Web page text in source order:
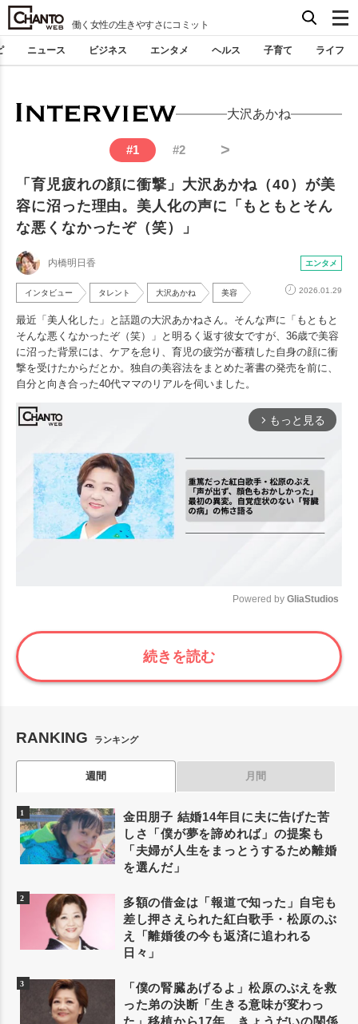
働く女性の生きやすさにコミット
ニュース ビジネス エンタメ ヘルス 子育て ライフ
大沢あかね
#1 #2 >
「育児疲れの顔に衝撃」大沢あかね（40）が美
容に沼った理由。美人化の声に「もともとそん
な悪くなかったぞ（笑）」
内橋明日香 エンタメ
インタビュー タレント 大沢あかね 美容 2026.01.29
最近「美人化した」と話題の大沢あかねさん。そんな声に「もともと
そんな悪くなかったぞ（笑）」と明るく返す彼女ですが、36歳で美容
に沼った背景には、ケアを怠り、育児の疲労が蓄積した自身の顔に衝
撃を受けたからだとか。独自の美容法をまとめた著書の発売を前に、
自分と向き合った40代ママのリアルを伺いました。
arrow_forward_ios もっと見る
Mute
Powered by GliaStudios
続きを読む
RANKING ランキング
週間 月間
金田朋子 結婚14年目に夫に告げた苦
しさ「僕が夢を諦めれば」の提案も
「夫婦が人生をまっとうするため離婚
を選んだ」
多額の借金は「報道で知った」自宅も
差し押さえられた紅白歌手・松原のぶ
え「離婚後の今も返済に追われる
日々」
「僕の腎臓あげるよ」松原のぶえを救
った弟の決断「生きる意味が変わっ
た」移植から17年、きょうだいの関係